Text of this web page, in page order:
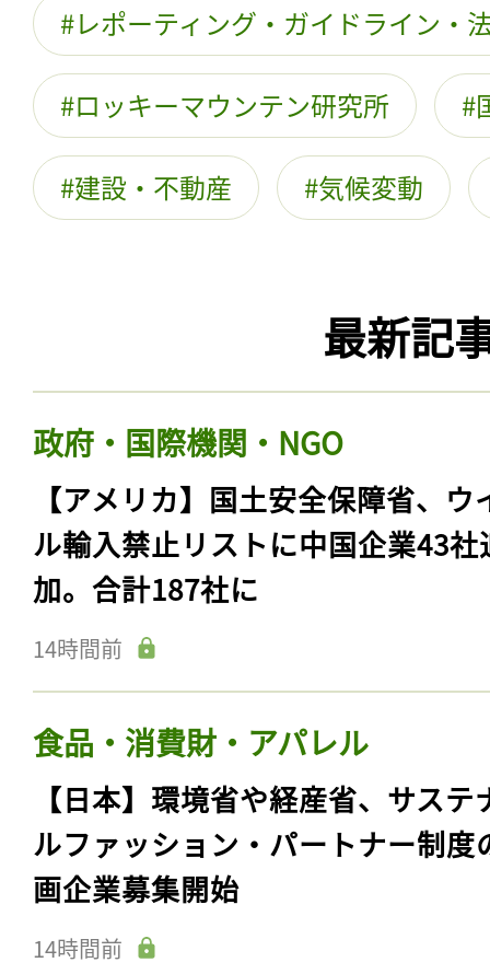
レポーティング・ガイドライン・
ロッキーマウンテン研究所
建設・不動産 気候変動
最新記
政府・国際機関・NGO
【アメリカ】国土安全保障省、ウ
ル輸入禁止リストに中国企業43社
加。合計187社に
14時間前
食品・消費財・アパレル
【日本】環境省や経産省、サステ
ルファッション・パートナー制度
画企業募集開始
14時間前